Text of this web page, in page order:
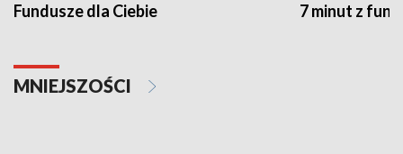
Fundusze dla Ciebie 7 minut z
MNIEJSZOŚCI